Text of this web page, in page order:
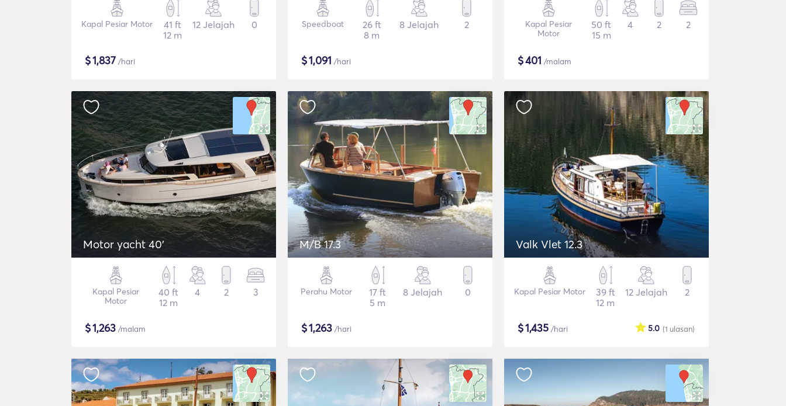
Kapal Pesiar Motor
41 ft
12 m
12 Jelajah 0
$1,837 /hari
Speedboat
26 ft
8 m
8 Jelajah 2
$1,091 /hari
Kapal Pesiar
Motor
50 ft
15 m
4 2 2
$401 /malam
Motor yacht 40'
Kapal Pesiar
Motor
40 ft
12 m
4 2 3
$1,263 /malam
M/B 17.3
Perahu Motor
17 ft
5 m
8 Jelajah 0
$1,263 /hari
Valk Vlet 12.3
Kapal Pesiar Motor
39 ft
12 m
12 Jelajah 2
$1,435 /hari (1 ulasan)
5.0